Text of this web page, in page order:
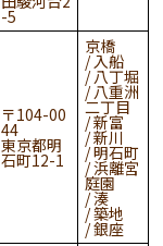
-5
104-00
44
東京都明
石町12-1
京橋
入船
八丁堀
八重洲
二丁目
新富
新川
明石町
浜離宮
庭園
湊
築地
銀座